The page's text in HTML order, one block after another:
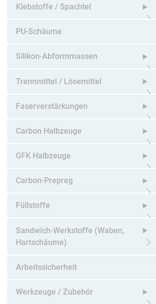
Klebstoffe / Spachtel
PU-Schäume
Silikon-Abformmassen
Trennmittel / Lösemittel
Faserverstärkungen
Carbon Halbzeuge
GFK Halbzeuge
Carbon-Prepreg
Füllstoffe
Sandwich-Werkstoffe (Waben,
Hartschäume)
Arbeitssicherheit
Werkzeuge / Zubehör